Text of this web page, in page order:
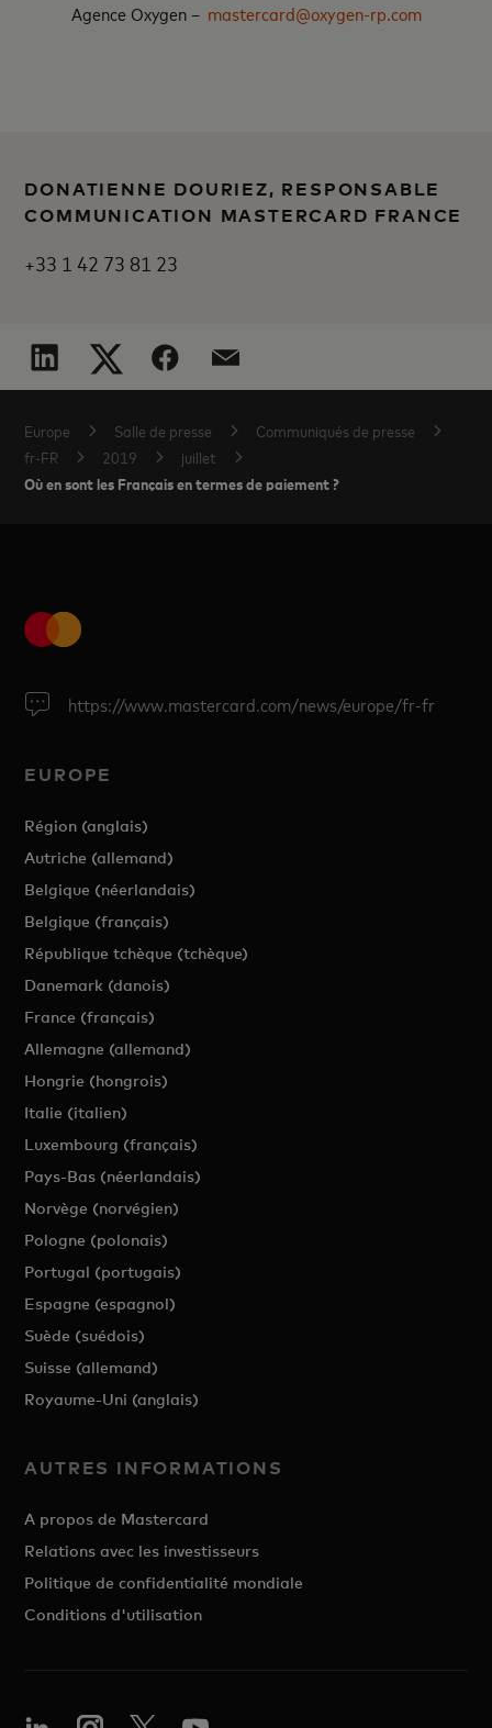
Agence Oxygen – mastercard@oxygen-rp.com
DONATIENNE DOURIEZ, RESPONSABLE
COMMUNICATION MASTERCARD FRANCE
+33 1 42 73 81 23
Europe Salle de presse
Communiqués de presse
fr-FR
2019 juillet
Où en sont les Français en termes de paiement ?
https://www.mastercard.com/news/europe/fr-fr
EUROPE
Région (anglais)
Autriche (allemand)
Belgique (néerlandais)
Belgique (français)
République tchèque (tchèque)
Danemark (danois)
France (français)
Allemagne (allemand)
Hongrie (hongrois)
Italie (italien)
Luxembourg (français)
Pays-Bas (néerlandais)
Norvège (norvégien)
Pologne (polonais)
Portugal (portugais)
Espagne (espagnol)
Suède (suédois)
Suisse (allemand)
Royaume-Uni (anglais)
AUTRES INFORMATIONS
A propos de Mastercard
Relations avec les investisseurs
Politique de confidentialité mondiale
Conditions d'utilisation